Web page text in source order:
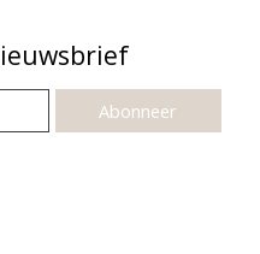
Abonneer